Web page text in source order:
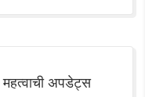
महत्वाची अपडेट्स